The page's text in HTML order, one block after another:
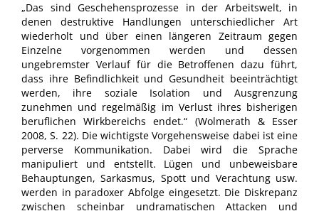
„Das sind Geschehensprozesse in der Arbeitswelt, in
denen destruktive Handlungen unterschiedlicher Art
wiederholt und über einen längeren Zeitraum gegen
Einzelne vorgenommen werden und dessen
ungebremster Verlauf für die Betroffenen dazu führt,
dass ihre Befindlichkeit und Gesundheit beeinträchtigt
werden, ihre soziale Isolation und Ausgrenzung
zunehmen und regelmäßig im Verlust ihres bisherigen
beruflichen Wirkbereichs endet.“ (Wolmerath & Esser
2008, S. 22). Die wichtigste Vorgehensweise dabei ist eine
perverse Kommunikation. Dabei wird die Sprache
manipuliert und entstellt. Lügen und unbeweisbare
Behauptungen, Sarkasmus, Spott und Verachtung usw.
werden in paradoxer Abfolge eingesetzt. Die Diskrepanz
zwischen scheinbar undramatischen Attacken und